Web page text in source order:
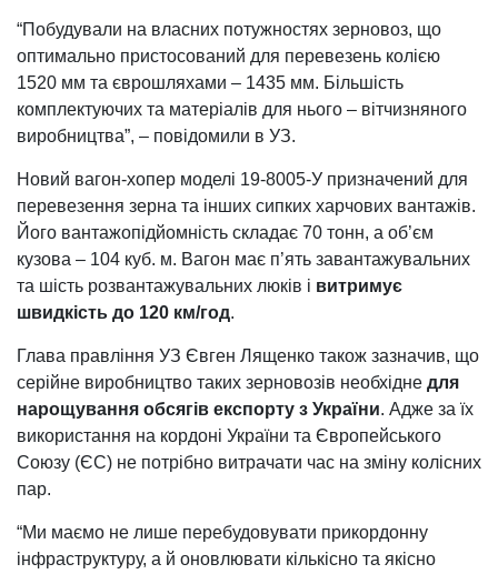
“Побудували на власних потужностях зерновоз, що
оптимально пристосований для перевезень колією
1520 мм та єврошляхами – 1435 мм. Більшість
комплектуючих та матеріалів для нього – вітчизняного
виробництва”, – повідомили в УЗ.
Новий вагон-хопер моделі 19-8005-У призначений для
перевезення зерна та інших сипких харчових вантажів.
Його вантажопідйомність складає 70 тонн, а об’єм
кузова – 104 куб. м. Вагон має п’ять завантажувальних
та шість розвантажувальних люків і витримує
швидкість до 120 км/год.
Глава правління УЗ Євген Лященко також зазначив, що
серійне виробництво таких зерновозів необхідне для
нарощування обсягів експорту з України. Адже за їх
використання на кордоні України та Європейського
Союзу (ЄС) не потрібно витрачати час на зміну колісних
пар.
“Ми маємо не лише перебудовувати прикордонну
інфраструктуру, а й оновлювати кількісно та якісно